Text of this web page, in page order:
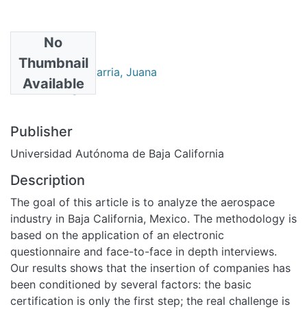
No
Thumbnail
Available
Authors
Hernández Chavarria, Juana
Carrillo, Jorge
Publisher
Universidad Autónoma de Baja California
Description
The goal of this article is to analyze the aerospace
industry in Baja California, Mexico. The methodology is
based on the application of an electronic
questionnaire and face-to-face in depth interviews.
Our results shows that the insertion of companies has
been conditioned by several factors: the basic
certification is only the first step; the real challenge is